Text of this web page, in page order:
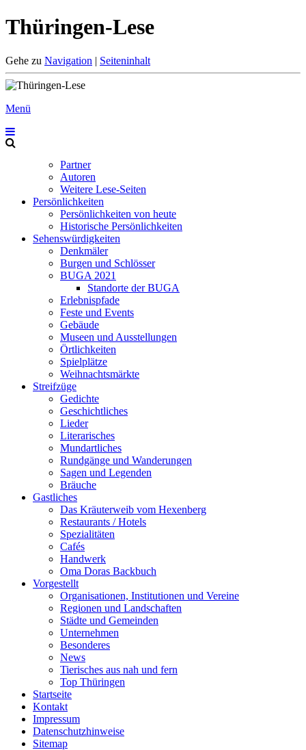
Thüringen-Lese
Gehe zu Navigation | Seiteninhalt
Menü
Partner
Autoren
Weitere Lese-Seiten
Persönlichkeiten
Persönlichkeiten von heute
Historische Persönlichkeiten
Sehenswürdigkeiten
Denkmäler
Burgen und Schlösser
BUGA 2021
Standorte der BUGA
Erlebnispfade
Feste und Events
Gebäude
Museen und Ausstellungen
Örtlichkeiten
Spielplätze
Weihnachtsmärkte
Streifzüge
Gedichte
Geschichtliches
Lieder
Literarisches
Mundartliches
Rundgänge und Wanderungen
Sagen und Legenden
Bräuche
Gastliches
Das Kräuterweib vom Hexenberg
Restaurants / Hotels
Spezialitäten
Cafés
Handwerk
Oma Doras Backbuch
Vorgestellt
Organisationen, Institutionen und Vereine
Regionen und Landschaften
Städte und Gemeinden
Unternehmen
Besonderes
News
Tierisches aus nah und fern
Top Thüringen
Startseite
Kontakt
Impressum
Datenschutzhinweise
Sitemap